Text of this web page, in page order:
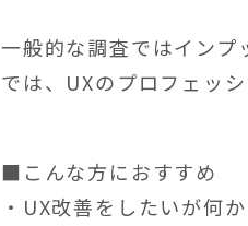
一般的な調査ではイン
では、UXのプロフェッ
■こんな方におすすめ
・UX改善をしたいが何